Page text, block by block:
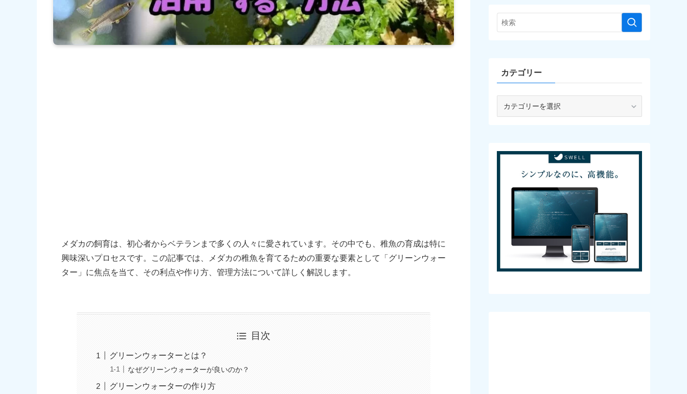
メダカの飼育は、初心者からベテランまで多くの人々に愛されています。その中でも、稚魚の育成は特に
興味深いプロセスです。この記事では、メダカの稚魚を育てるための重要な要素として「グリーンウォー
ター」に焦点を当て、その利点や作り方、管理方法について詳しく解説します。
目次
グリーンウォーターとは？
なぜグリーンウォーターが良いのか？
グリーンウォーターの作り方
カテゴリー